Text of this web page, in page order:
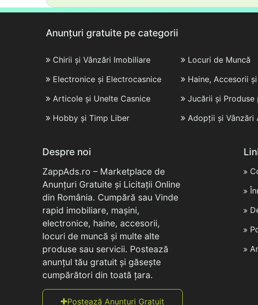
Anunțuri gratuite pe categorii
Chirii și Vânzări Imobiliare
Locuri de Muncă
Electronice și Electrocasnice
Haine, Accesorii
Articole și Unelte Casnice
Jucării și Produse
Hobby și Timp Liber
Adopții și Vânzări
Despre noi
ZappAds.ro – Marketplace de
Anunțuri Gratuite și Licitații Online
din România. Cumpără sau Vinde
rapid imobiliare, mașini,
electronice, haine, accesorii,
locuri de muncă și multe alte
produse sau servicii. Postează
anunțul tău gratuit și găsește
cumpărători din toată țara.
Postează Anunțuri Gratuit